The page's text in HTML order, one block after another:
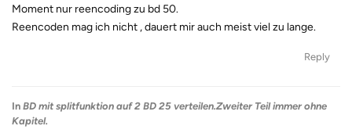
Moment nur reencoding zu bd 50.
Reencoden mag ich nicht , dauert mir auch meist viel zu lange.
Reply
In BD mit splitfunktion auf 2 BD 25 verteilen.Zweiter Teil immer ohne
Kapitel.